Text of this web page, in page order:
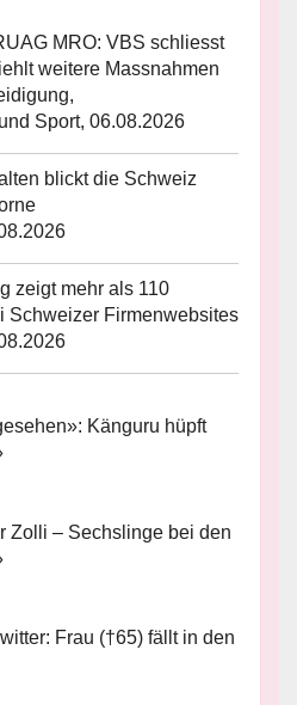
MRO: VBS schliesst
weitere Massnahmen
Sport, 06.08.2026
blickt die Schweiz
zeigt mehr als 110
Schweizer Firmenwebsites
Känguru hüpft
Zolli – Sechslinge bei den
Frau (†65) fällt in den